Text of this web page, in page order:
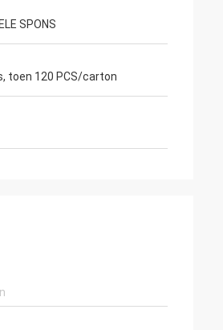
Stephen Thompson (de V.S.)
Dank voor uw goede serivces. U bent zeer
en de lijsten kijken goed.
SPONS
toen 120 PCS/carton